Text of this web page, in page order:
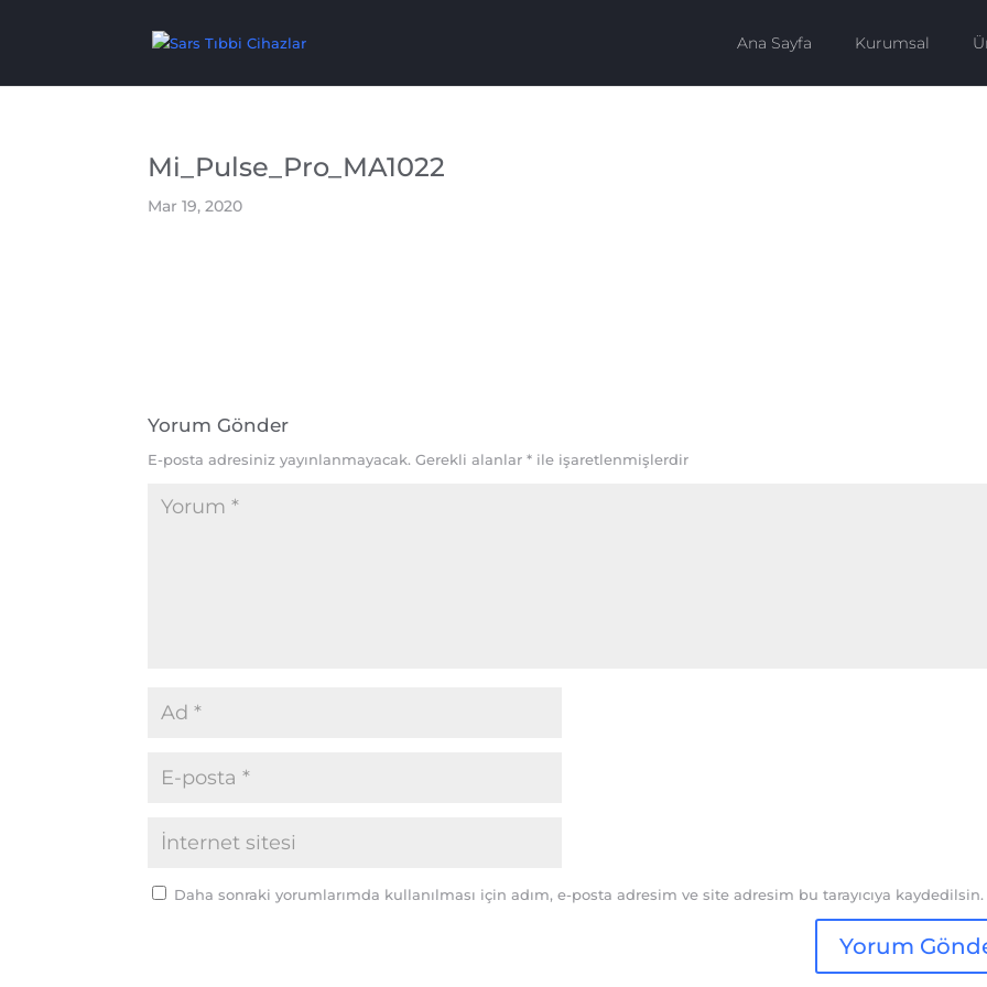
Ana Sayfa Kurumsal
Mi_Pulse_Pro_MA1022
Mar 19, 2020
Yorum Gönder
E-posta adresiniz yayınlanmayacak. Gerekli alanlar* ile işaretlenmişlerdir
Daha sonraki yorumlarımda kullanılması için adım, e-posta adresim ve site adresim bu tarayıcıya kaydedilsin.